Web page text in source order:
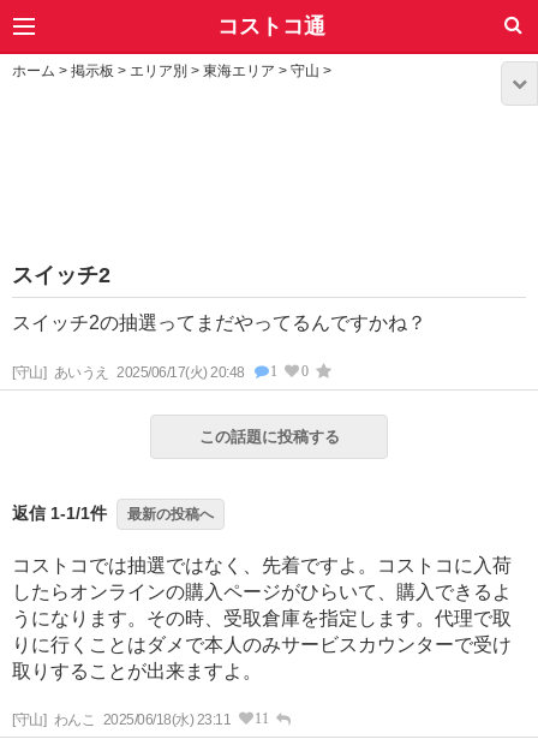
コストコ通
ホーム > 掲示板 > エリア別 > 東海エリア > 守山 >
スイッチ2
スイッチ2の抽選ってまだやってるんですかね？
[守山] あいうえ 2025/06/17(火) 20:48 1 0
この話題に投稿する
返信 1-1/1件 最新の投稿へ
コストコでは抽選ではなく、先着ですよ。コストコに入荷
したらオンラインの購入ページがひらいて、購入できるよ
うになります。その時、受取倉庫を指定します。代理で取
りに行くことはダメで本人のみサービスカウンターで受け
取りすることが出来ますよ。
[守山] わんこ 2025/06/18(水) 23:11 11